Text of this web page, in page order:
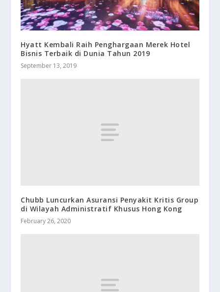
Hyatt Kembali Raih Penghargaan Merek Hotel
Bisnis Terbaik di Dunia Tahun 2019
September 13, 2019
Chubb Luncurkan Asuransi Penyakit Kritis Group
di Wilayah Administratif Khusus Hong Kong
February 26, 2020